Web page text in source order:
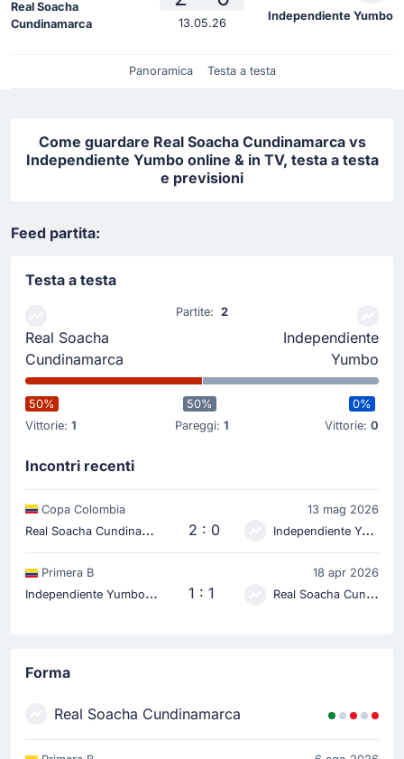
Real Soacha
Cundinamarca
13.05.26
Independiente Yumbo
Panoramica Testa a testa
Come guardare Real Soacha Cundinamarca vs
Independiente Yumbo online & in TV, testa a testa
e previsioni
Feed partita:
Testa a testa
Real Soacha
Cundinamarca
Partite: 2
Independiente
Yumbo
50%
Vittorie: 1
50%
Pareggi: 1
0%
Vittorie: 0
Incontri recenti
Copa Colombia 13 mag 2026
R
eal Soacha Cundinamarca 2 : 0 Independiente Yumbo
Primera B 18 apr 2026
I
ndependiente Yumbo 1 : 1 Real Soacha Cundinamarca
Forma
Real Soacha Cundinamarca